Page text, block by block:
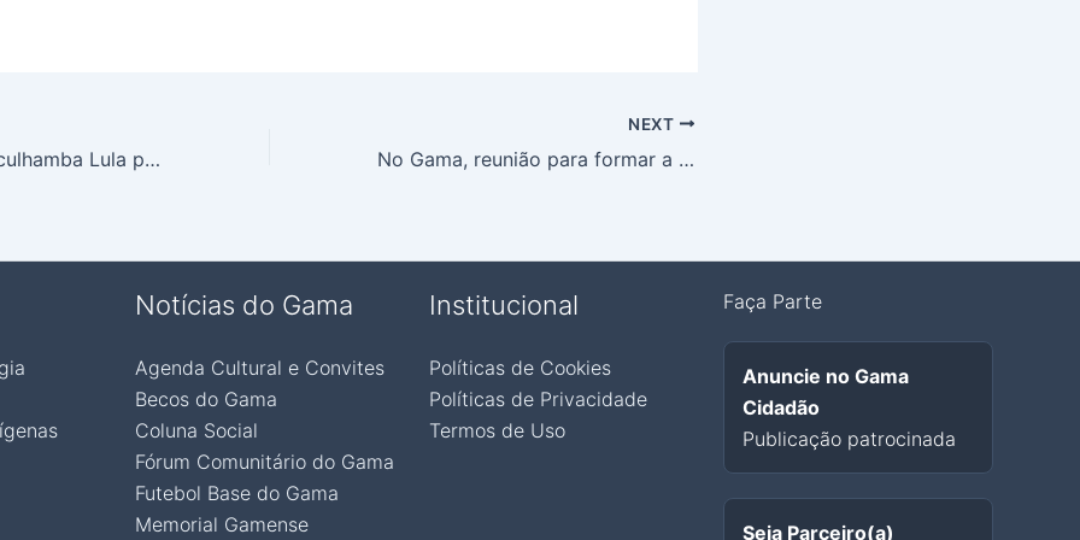
Prêmio Nobel esculhamba Lula perante o mundo (Veja o Vídeo)
NEXT
No Gama, reunião para formar a comissão organizadora do Observatório Social do Brasil unidade Gama
Notícias do Gama
Agenda Cultural e Convites
Becos do Gama
Coluna Social
Fórum Comunitário do Gama
Futebol Base do Gama
Memorial Gamense
Institucional
Políticas de Cookies
Políticas de Privacidade
Termos de Uso
Faça Parte
Anuncie no Gama
Cidadão
Publicação patrocinada
Seja Parceiro(a)